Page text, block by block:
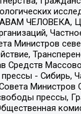
ЧЕЛОВЕКА,
Министров
Средств
прессы - Сибирь,
Министров
прессы,